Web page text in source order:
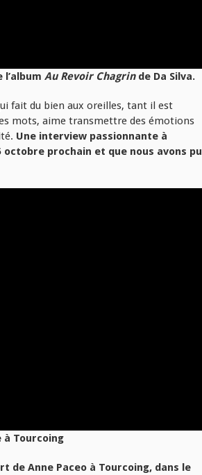
Au Revoir Chagrin de Da Silva.
fait du bien aux oreilles, tant il est
mots, aime transmettre des émotions
Une interview passionnante à
prochain et que nous avons pu
à Tourcoing
de Anne Paceo à Tourcoing, dans le